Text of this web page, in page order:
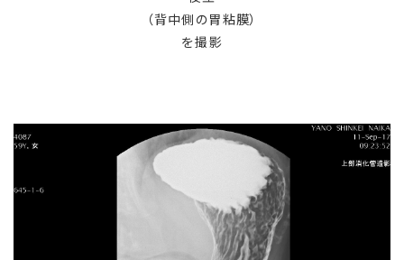
（背中側の胃粘膜）
を撮影